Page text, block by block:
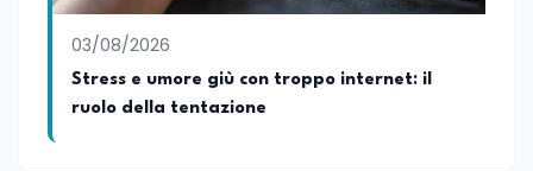
03/08/2026
Stress e umore giù con troppo internet: il
ruolo della tentazione